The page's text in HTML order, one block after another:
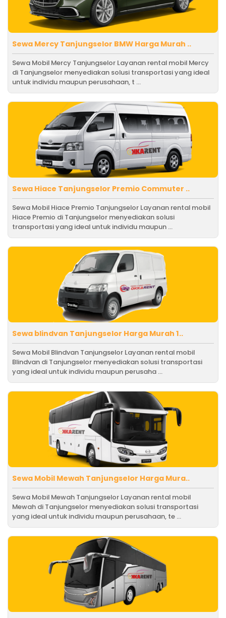
Sewa Mercy Tanjungselor BMW Harga Murah ..
Sewa Mobil Mercy Tanjungselor Layanan rental mobil Mercy
di Tanjungselor menyediakan solusi transportasi yang ideal
untuk individu maupun perusahaan, t ...
Sewa Hiace Tanjungselor Premio Commuter ..
Sewa Mobil Hiace Premio Tanjungselor Layanan rental mobil
Hiace Premio di Tanjungselor menyediakan solusi
transportasi yang ideal untuk individu maupun ...
Sewa blindvan Tanjungselor Harga Murah 1..
Sewa Mobil Blindvan Tanjungselor Layanan rental mobil
Blindvan di Tanjungselor menyediakan solusi transportasi
yang ideal untuk individu maupun perusaha ...
Sewa Mobil Mewah Tanjungselor Harga Mura..
Sewa Mobil Mewah Tanjungselor Layanan rental mobil
Mewah di Tanjungselor menyediakan solusi transportasi
yang ideal untuk individu maupun perusahaan, te ...